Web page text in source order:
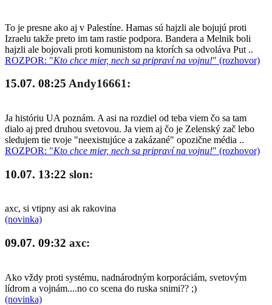
To je presne ako aj v Palestíne. Hamas sú hajzli ale bojujú proti
Izraelu takže preto im tam rastie podpora. Bandera a Melnik boli
hajzli ale bojovali proti komunistom na ktorích sa odvoláva Put ..
ROZPOR: "Kto chce mier, nech sa pripraví na vojnu!" (rozhovor)
15.07. 08:25 Andy16661:
Ja históriu UA poznám. A asi na rozdiel od teba viem čo sa tam
dialo aj pred druhou svetovou. Ja viem aj čo je Zelenský zač lebo
sledujem tie tvoje "neexistujúce a zakázané" opozične média ..
ROZPOR: "Kto chce mier, nech sa pripraví na vojnu!" (rozhovor)
10.07. 13:22 slon:
axc, si vtipny asi ak rakovina
(novinka)
09.07. 09:32 axc:
Ako vždy proti systému, nadnárodným korporáciám, svetovým
lídrom a vojnám....no co scena do ruska snimi?? ;)
(novinka)